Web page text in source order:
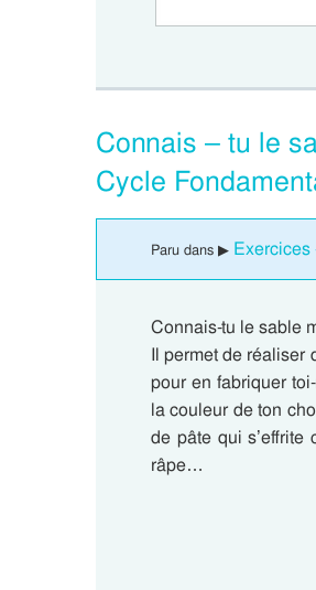
Connais – tu le
Cycle
Paru dans ▶ Exercices
Connais-tu le sable
Il permet de réaliser
pour en fabriquer
la couleur de ton
de pâte qui s’effrite
râpe…